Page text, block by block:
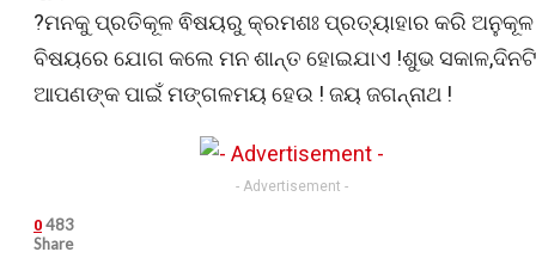
?ମନକୁ ପ୍ରତିକୂଳ ଵିଷୟରୁ କ୍ରମଶଃ ପ୍ରତ୍ୟାହାର କରି ଅନୁକୂଳ
ବିଷୟରେ ଯୋଗ କଲେ ମନ ଶାନ୍ତ ହୋଇଯାଏ !ଶୁଭ ସକାଳ,ଦିନଟି
ଆପଣଙ୍କ ପାଇଁ ମଙ୍ଗଳମୟ ହେଉ ! ଜୟ ଜଗନ୍ନାଥ !
- Advertisement -
0 483
Share